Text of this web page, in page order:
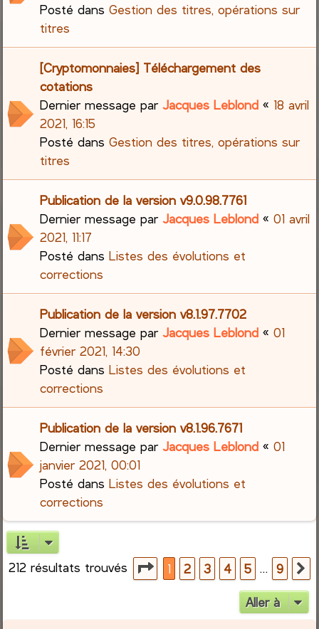
Posté dansGestion des titres, opérations sur
titres
[Cryptomonnaies] Téléchargement des
cotations
Dernier message parJacques Leblond « 18 avril
2021, 16:15
Posté dansGestion des titres, opérations sur
titres
Publication de la version v9.0.98.7761
Dernier message parJacques Leblond «01 avril
2021, 11:17
Posté dansListes des évolutions et
corrections
Publication de la version v8.1.97.7702
Dernier message parJacques Leblond «01
février 2021, 14:30
Posté dansListes des évolutions et
corrections
Publication de la version v8.1.96.7671
Dernier message parJacques Leblond «01
janvier 2021, 00:01
Posté dansListes des évolutions et
corrections
212 résultats trouvés Page1sur
1 2 3 4 5 … 9
Aller à